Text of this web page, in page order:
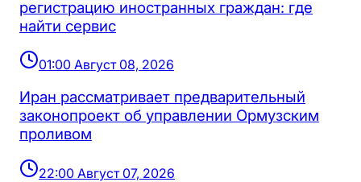
регистрацию иностранных граждан: где
найти сервис
01:00 Август 08, 2026
Иран рассматривает предварительный
законопроект об управлении Ормузским
проливом
22:00 Август 07, 2026